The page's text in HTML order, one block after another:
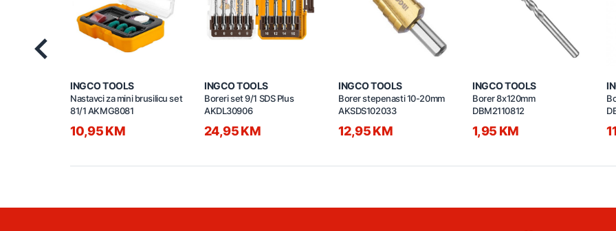
INGCO TOOLS
Nastavci za mini brusilicu set
81/1 AKMG8081
10,95 KM
INGCO TOOLS
Boreri set 9/1 SDS Plus
AKDL30906
24,95 KM
INGCO TOOLS
Borer stepenasti 10-20mm
AKSDS102033
12,95 KM
INGCO TOOLS
Borer 8x120mm
DBM2110812
1,95 KM